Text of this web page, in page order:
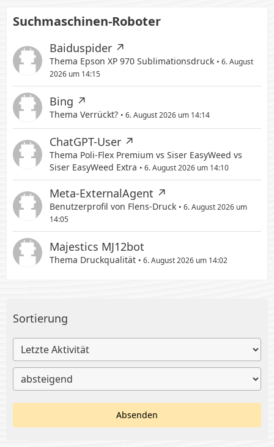
Suchmaschinen-Roboter
Baiduspider
Thema Epson XP 970 Sublimationsdruck
6. August
2026 um 14:15
Bing
Thema Verrückt? 6. August 2026 um 14:14
ChatGPT-User
Thema Poli-Flex Premium vs Siser EasyWeed vs
Siser EasyWeed Extra
6. August 2026 um 14:10
Meta-ExternalAgent
Benutzerprofil von Flens-Druck
6. August 2026 um
14:05
Majestics MJ12bot
Thema Druckqualität 6. August 2026 um 14:02
Sortierung